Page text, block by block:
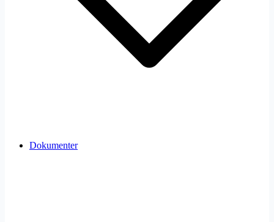
Dokumenter